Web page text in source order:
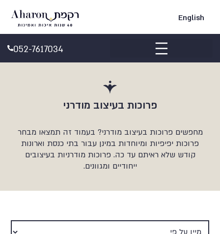
English
052-7617034
פרוכות בעיצוב מודרני
מחפשים פרוכות בעיצוב מודרני? בעמוד זה תמצאו מבחר
פרוכות יפיפיות ומיוחדות במינן עבור בתי כנסת וארונות
קודש שלא ראיתם עד כה. פרוכות מודרניות בעיצובים
ייחודיים ומגוונים.